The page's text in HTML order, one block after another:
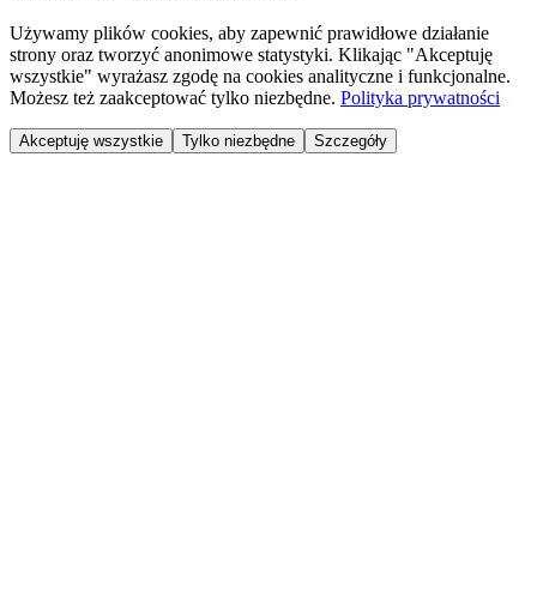
Używamy plików cookies, aby zapewnić prawidłowe działanie
strony oraz tworzyć anonimowe statystyki. Klikając "Akceptuję
wszystkie" wyrażasz zgodę na cookies analityczne i funkcjonalne.
Możesz też zaakceptować tylko niezbędne. Polityka prywatności
Akceptuję wszystkie Tylko niezbędne Szczegóły